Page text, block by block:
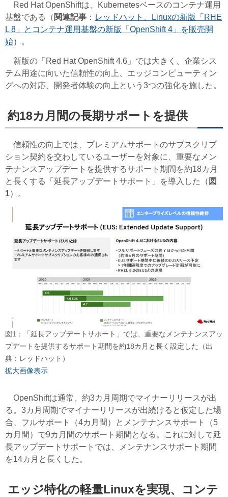
Red Hat OpenShiftは、Kubernetesベースのコンテナ運用
基盤である（ 関連記事 ： レッドハット、Linuxの新版「RHE
L 8」とコンテナ運用基盤の新版「OpenShift 4」を販売開
始）。
新版の「Red Hat OpenShift 4.6」では大きく、企業シス
テム用途に向いた信頼性の向上、エッジコンピューティン
グへの対応、開発者体験の向上という3つの強化を施した。
約18カ月間の長期サポートを提供
信頼性の向上では、プレミアムサポートのサブスクリプ
ション契約を交わしているユーザーを対象に、重要なメン
テナンスアップデートを提供するサポート期間を約18カ月
と長くする「延長アップデートサポート」を導入した（ 図
1）。
図1：「延長アップデートサポート」では、重要なメンテナンスアッ
プデートを提供するサポート期間を約18カ月と長く設定した（出
典：レッドハット）
拡大画像表示
OpenShiftは通常、約3カ月周期でマイナーリリースが出
る。3カ月周期でマイナーリリースが出続けると仮定した場
合、フルサポート（4カ月間）とメンテナンスサポート（5
カ月間）で9カ月間のサポート期間となる。これに対して延
長アップデートサポートでは、メンテナンスサポート期間
を14カ月と長くした。
エッジ特化の軽量Linuxを実現、コンテ